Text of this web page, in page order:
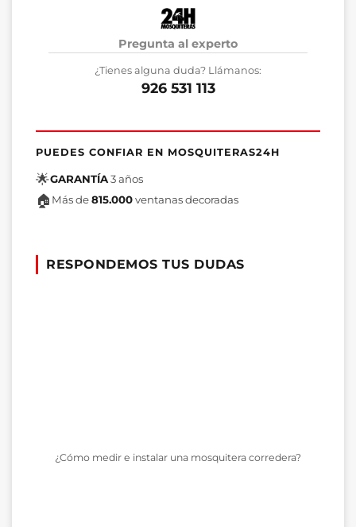
Pregunta al experto
¿Tienes alguna duda? Llámanos:
926 531 113
PUEDES CONFIAR EN MOSQUITERAS24H
🌟GARANTÍA3 años
🏠 Más de815.000ventanas decoradas
RESPONDEMOS TUS DUDAS
¿Cómo medir e instalar una mosquitera corredera?